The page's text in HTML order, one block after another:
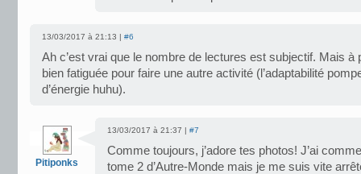
13/03/2017 à 21:13 | #6
Ah c’est vrai que le nombre de lectures est subjectif. Mais à
bien fatiguée pour faire une autre activité (l’adaptabilité
d’énergie huhu).
Pitiponks
13/03/2017 à 21:37 | #7
Comme toujours, j’adore tes photos! J’ai
tome 2 d’Autre-Monde mais je me suis vite